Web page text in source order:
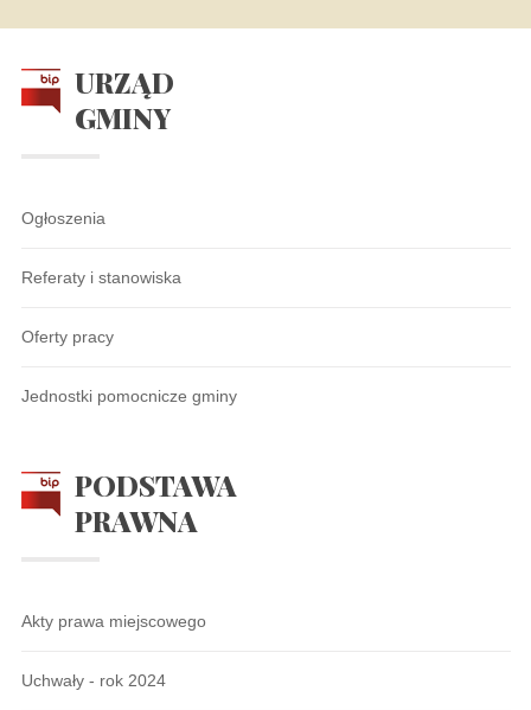
URZĄD
GMINY
Ogłoszenia
Referaty i stanowiska
Oferty pracy
Jednostki pomocnicze gminy
PODSTAWA
PRAWNA
Akty prawa miejscowego
Uchwały - rok 2024